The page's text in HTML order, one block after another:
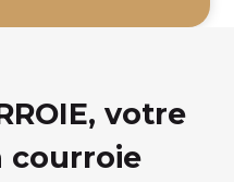
votre
courroie